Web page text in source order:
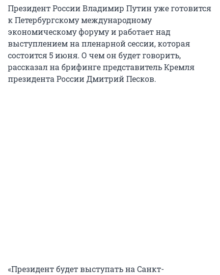
Президент России Владимир Путин уже готовится
к Петербургскому международному
экономическому форуму и работает над
выступлением на пленарной сессии, которая
состоится 5 июня. О чем он будет говорить,
рассказал на брифинге представитель Кремля
президента России Дмитрий Песков.
«Президент будет выступать на Санкт-